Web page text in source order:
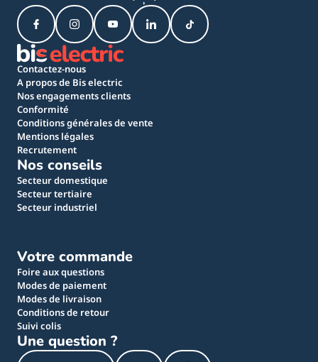
Contactez-nous
A propos de Bis electric
Nos engagements clients
Conformité
Conditions générales de vente
Mentions légales
Recrutement
Nos conseils
Secteur domestique
Secteur tertiaire
Secteur industriel
Votre commande
Foire aux questions
Modes de paiement
Modes de livraison
Conditions de retour
Suivi colis
Une question ?